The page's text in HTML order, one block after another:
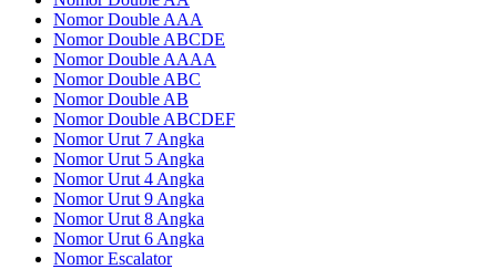
Nomor Double AAA
Nomor Double ABCDE
Nomor Double AAAA
Nomor Double ABC
Nomor Double AB
Nomor Double ABCDEF
Nomor Urut 7 Angka
Nomor Urut 5 Angka
Nomor Urut 4 Angka
Nomor Urut 9 Angka
Nomor Urut 8 Angka
Nomor Urut 6 Angka
Nomor Escalator